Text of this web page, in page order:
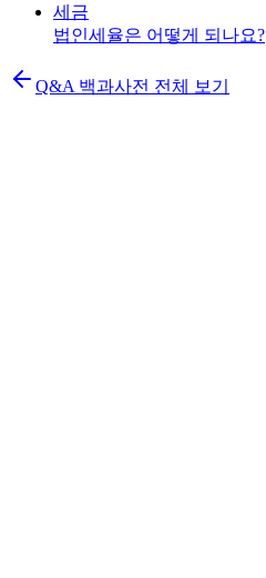
세금
법인세율은 어떻게 되나요?
Q&A 백과사전 전체 보기